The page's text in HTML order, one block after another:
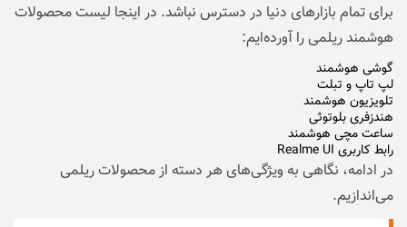
برای تمام بازارهای دنیا در دسترس نباشد. در اینجا لیست محصولات
هوشمند ریلمی را آورده‌ایم:
گوشی‌ هوشمند
لپ‌ تاپ و تبلت
تلویزیون هوشمند
هندزفری بلوتوثی
ساعت مچی هوشمند
رابط کاربری Realme UI
در ادامه، نگاهی به ویژگی‌های هر دسته از محصولات ریلمی
می‌اندازیم.